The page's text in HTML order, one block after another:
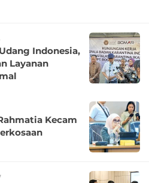
Indonesia,
Layanan
Kecam